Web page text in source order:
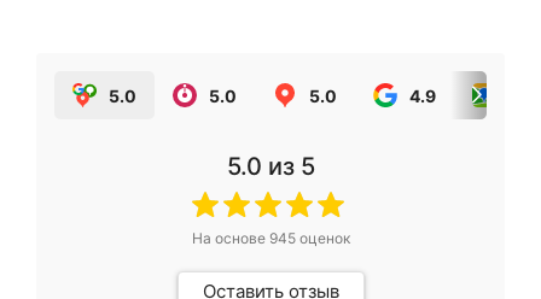
5.0 5.0 5.0 4.9
5.0 из 5
На основе 945оценок
Оставить отзыв